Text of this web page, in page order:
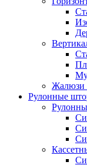
Жалюзи
Рулонные